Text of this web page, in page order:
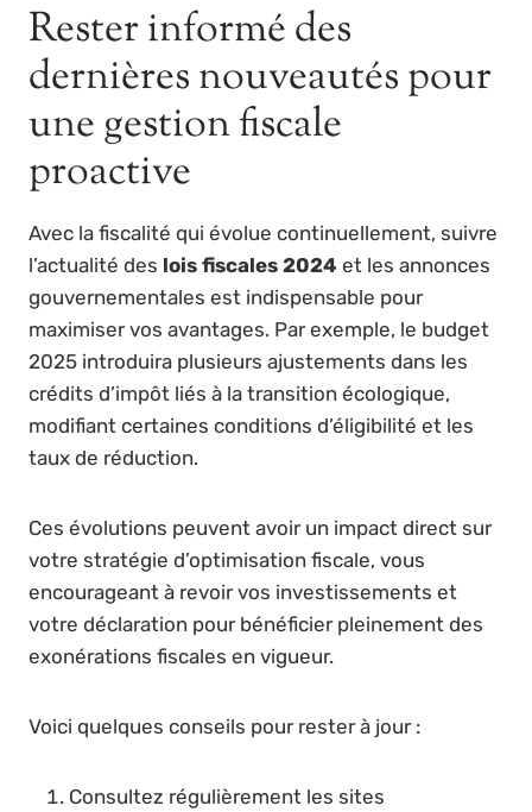
Rester informé des
dernières nouveautés pour
une gestion fiscale
proactive
Avec la fiscalité qui évolue continuellement, suivre
l’actualité des lois fiscales 2024 et les annonces
gouvernementales est indispensable pour
maximiser vos avantages. Par exemple, le budget
2025 introduira plusieurs ajustements dans les
crédits d’impôt liés à la transition écologique,
modifiant certaines conditions d’éligibilité et les
taux de réduction.
Ces évolutions peuvent avoir un impact direct sur
votre stratégie d’optimisation fiscale, vous
encourageant à revoir vos investissements et
votre déclaration pour bénéficier pleinement des
exonérations fiscales en vigueur.
Voici quelques conseils pour rester à jour :
Consultez régulièrement les sites